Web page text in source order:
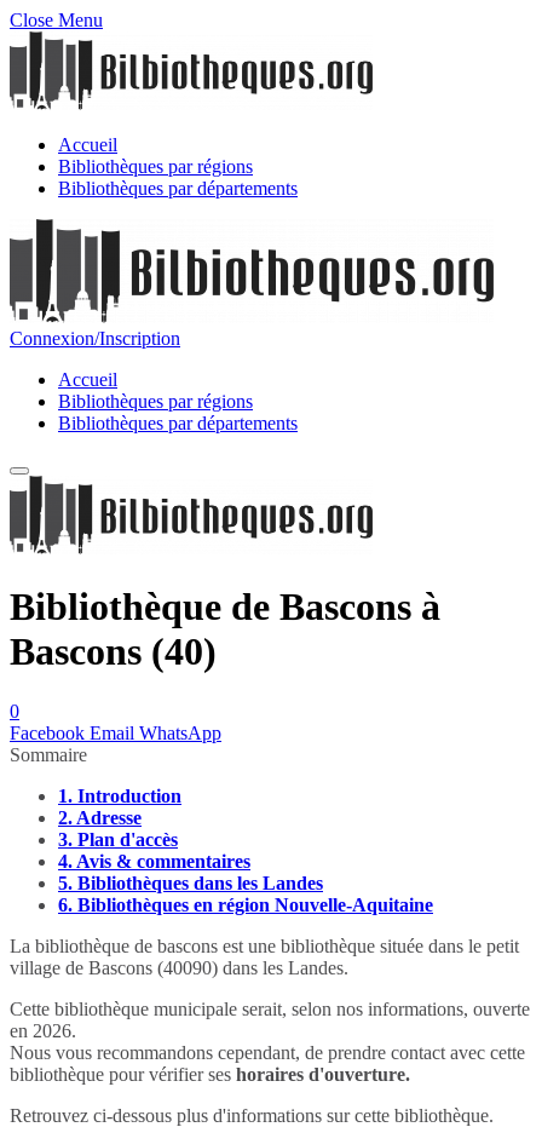
Close Menu
Accueil
Bibliothèques par régions
Bibliothèques par départements
Connexion/Inscription
Accueil
Bibliothèques par régions
Bibliothèques par départements
Bibliothèque de Bascons à
Bascons (40)
0
Facebook Email WhatsApp
Sommaire
1. Introduction
2. Adresse
3. Plan d'accès
4. Avis & commentaires
5. Bibliothèques dans les Landes
6. Bibliothèques en région Nouvelle-Aquitaine
La bibliothèque de bascons est une bibliothèque située dans le petit
village de Bascons (40090) dans les Landes.
Cette bibliothèque municipale serait, selon nos informations, ouverte
en 2026.
Nous vous recommandons cependant, de prendre contact avec cette
bibliothèque pour vérifier ses horaires d'ouverture.
Retrouvez ci-dessous plus d'informations sur cette bibliothèque.